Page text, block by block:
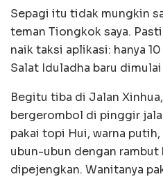
Sepagi itu tidak mungkin
teman Tiongkok saya.
naik taksi aplikasi: hanya
Salat Iduladha baru
Begitu tiba di Jalan
bergerombol di pinggir
pakai topi Hui, warna
ubun-ubun dengan rambut
dipejengkan. Wanitanya